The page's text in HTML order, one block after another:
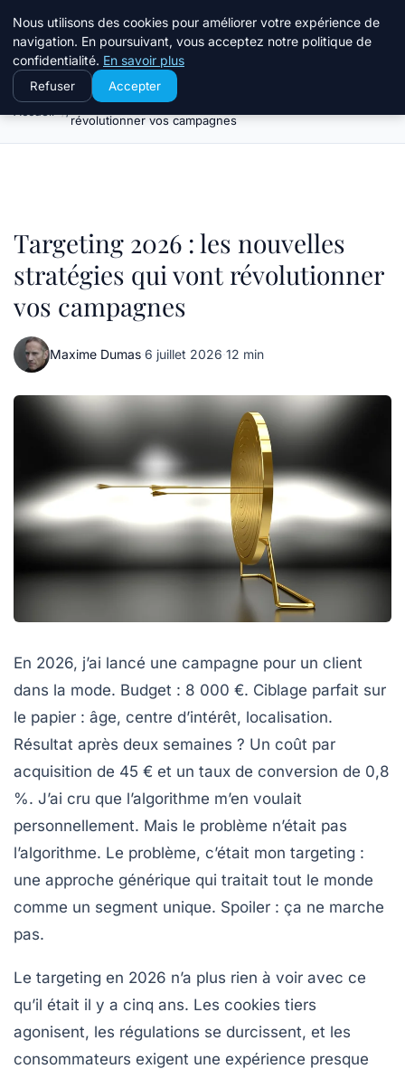
Travail Saisonnier
Targeting 2026 : les nouvelles stratégies qui vont
révolutionner vos campagnes
Targeting 2026 : les nouvelles
stratégies qui vont révolutionner
vos campagnes
Maxime Dumas·6 juillet 2026·12 min
En 2026, j’ai lancé une campagne pour un client
dans la mode. Budget : 8 000 €. Ciblage parfait sur
le papier : âge, centre d’intérêt, localisation.
Résultat après deux semaines ? Un coût par
acquisition de 45 € et un taux de conversion de 0,8
%. J’ai cru que l’algorithme m’en voulait
personnellement. Mais le problème n’était pas
l’algorithme. Le problème, c’était mon targeting :
une approche générique qui traitait tout le monde
comme un segment unique. Spoiler : ça ne marche
pas.
Le targeting en 2026 n’a plus rien à voir avec ce
qu’il était il y a cinq ans. Les cookies tiers
agonisent, les régulations se durcissent, et les
consommateurs exigent une expérience presque
Nous utilisons des cookies pour améliorer votre expérience de
navigation. En poursuivant, vous acceptez notre politique de
confidentialité. En savoir plus
Refuser Accepter